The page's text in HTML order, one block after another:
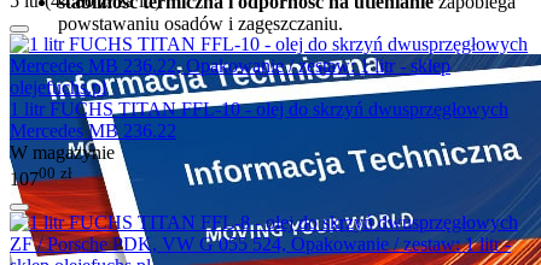
powstawaniu osadów i zagęszczaniu.
1 litr FUCHS TITAN FFL-10 - olej do skrzyń dwusprzęgłowych
Mercedes MB 236.22
W magazynie
10700 zł